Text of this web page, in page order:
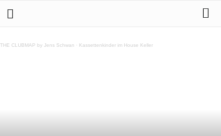
THE CLUBMAP by Jens Schwan · Kassettenkinder im House Keller